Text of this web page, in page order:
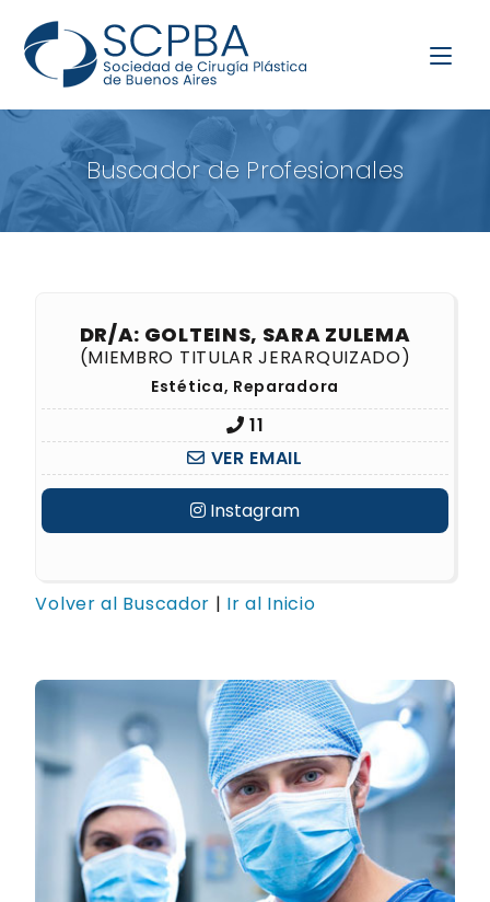
Buscador de Profesionales
DR/A: GOLTEINS, SARA ZULEMA
(MIEMBRO TITULAR JERARQUIZADO)
Estética, Reparadora
11
VER EMAIL
Instagram
Volver al Buscador | Ir al Inicio